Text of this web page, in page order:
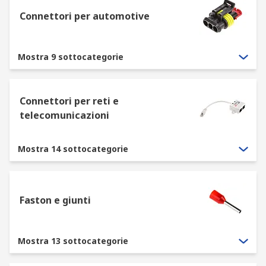
Terminali a vite
Tipi di montaggio
del sistema elettrico o elettronico:
Cavo-cavo (in linea)
Scheda-scheda
Connettori per automotive
Mostra 9 sottocategorie
Connettori per reti e
telecomunicazioni
Mostra 14 sottocategorie
Faston e giunti
Mostra 13 sottocategorie